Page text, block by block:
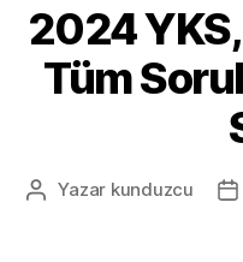
2024 YKS,
Tüm
Yazının
Yazar kunduzcu